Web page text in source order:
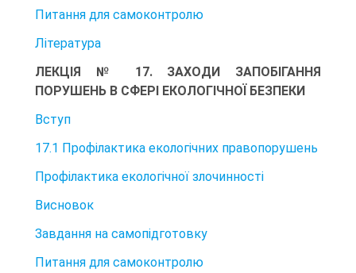
Питання для самоконтролю
Література
ЛЕКЦІЯ № 17. ЗАХОДИ ЗАПОБІГАННЯ
ПОРУШЕНЬ В СФЕРІ ЕКОЛОГІЧНОЇ БЕЗПЕКИ
Вступ
17.1 Профілактика екологічних правопорушень
Профілактика екологічної злочинності
Висновок
Завдання на самопідготовку
Питання для самоконтролю